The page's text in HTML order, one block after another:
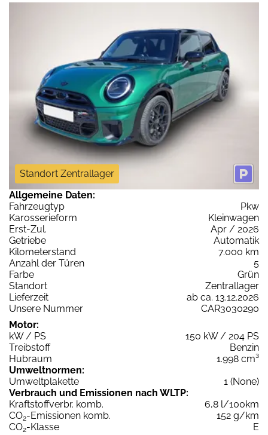
Standort Zentrallager
Allgemeine Daten:
Fahrzeugtyp
Pkw
Karosserieform
Kleinwagen
Erst-Zul.
Apr / 2026
Getriebe
Automatik
Kilometerstand
7.000 km
Anzahl der Türen
5
Farbe
Grün
Standort
Zentrallager
Lieferzeit
ab ca. 13.12.2026
Unsere Nummer
CAR3030290
Motor:
kW / PS
150 kW / 204 PS
Treibstoff
Benzin
Hubraum
1.998 cm³
Umweltnormen:
Umweltplakette
1 (None)
Verbrauch und Emissionen nach WLTP:
Kraftstoffverbr. komb.
6,8 l/100km
CO2-Emissionen komb.
152 g/km
CO2-Klasse
E